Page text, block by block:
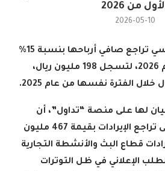
من 2026
2026-05-10
أعلنت مجموعة إم بي سي تراجع صافي أرباحها بنسبة 15%
خلال الربع الأول من عام 2026، لتسجل 198 مليون ريال،
.
لها على منصة “تداول”، أن
انخفاض الأرباح يعود إلى تراجع الإيرادات بقيمة 467 مليون
قطاع البث والأنشطة التجارية
الإعلاني في ظل التوترات